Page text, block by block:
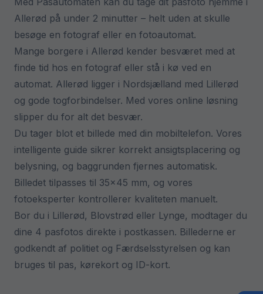
Allerød på under 2 minutter – helt uden at skulle
besøge en fotograf eller en fotoautomat.
Mange borgere i Allerød kender besværet med at
finde tid hos en fotograf eller stå i kø ved en
automat. Allerød ligger i Nordsjælland med Lillerød
og gode togforbindelser. Med vores online løsning
slipper du for alt det besvær.
Du tager blot et billede med din mobiltelefon. Vores
intelligente guide sikrer korrekt ansigtsplacering og
belysning, og baggrunden fjernes automatisk.
Billedet tilpasses til 35×45 mm, og vores
fotoeksperter kontrollerer kvaliteten manuelt.
Bor du i Lillerød, Blovstrød eller Lynge, modtager du
dine 4 pasfotos direkte i postkassen. Billederne er
godkendt af politiet og Færdselsstyrelsen og kan
bruges til pas, kørekort og ID-kort.